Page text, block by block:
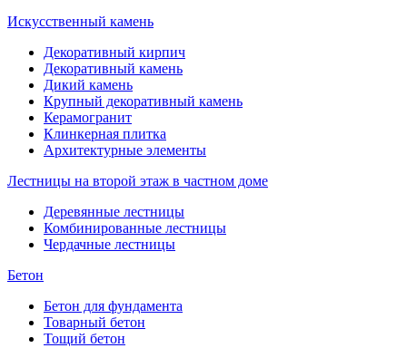
Искусственный камень
Декоративный кирпич
Декоративный камень
Дикий камень
Крупный декоративный камень
Керамогранит
Клинкерная плитка
Архитектурные элементы
Лестницы на второй этаж в частном доме
Деревянные лестницы
Комбинированные лестницы
Чердачные лестницы
Бетон
Бетон для фундамента
Товарный бетон
Тощий бетон